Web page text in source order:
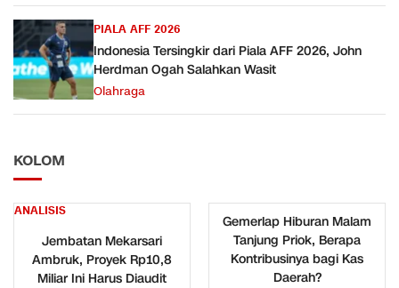
PIALA AFF 2026
Indonesia Tersingkir dari Piala AFF 2026, John
Herdman Ogah Salahkan Wasit
Olahraga
KOLOM
ANALISIS
Jembatan Mekarsari
Ambruk, Proyek Rp10,8
Miliar Ini Harus Diaudit
Gemerlap Hiburan Malam
Tanjung Priok, Berapa
Kontribusinya bagi Kas
Daerah?